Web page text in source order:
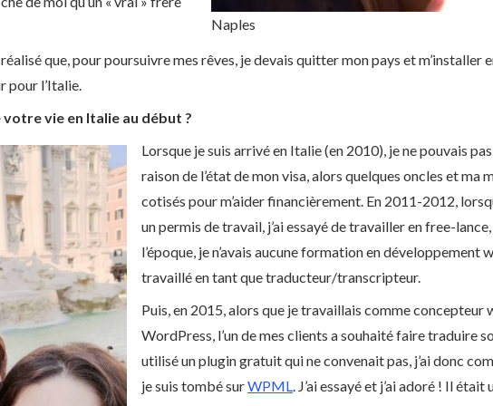
Naples
réalisé que, pour poursuivre mes rêves, je devais quitter mon pays et m’installer
pour l’Italie.
vie en Italie au début ?
Lorsque je suis arrivé en Italie (en 2010), je ne pouvais
raison de l’état de mon visa, alors quelques oncles et ma
cotisés pour m’aider financièrement. En 2011-2012,
un permis de travail, j’ai essayé de travailler en free-
l’époque, je n’avais aucune formation en développement
travaillé en tant que traducteur/transcripteur.
Puis, en 2015, alors que je travaillais comme concepteur
WordPress, l’un de mes clients a souhaité faire traduire
utilisé un plugin gratuit qui ne convenait pas, j’ai donc
je suis tombé surWPML. J’ai essayé et j’ai adoré ! Il